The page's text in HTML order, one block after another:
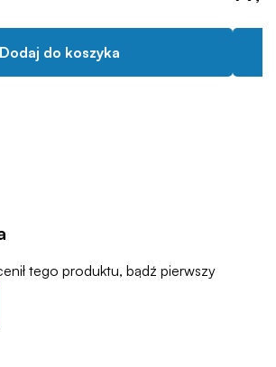
Dodaj do koszyka
tego produktu, bądź pierwszy